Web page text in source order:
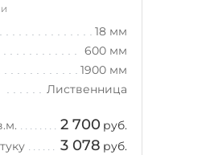
18 мм
600 мм
1900 мм
Лиственница
2 700 руб.
3 078 руб.